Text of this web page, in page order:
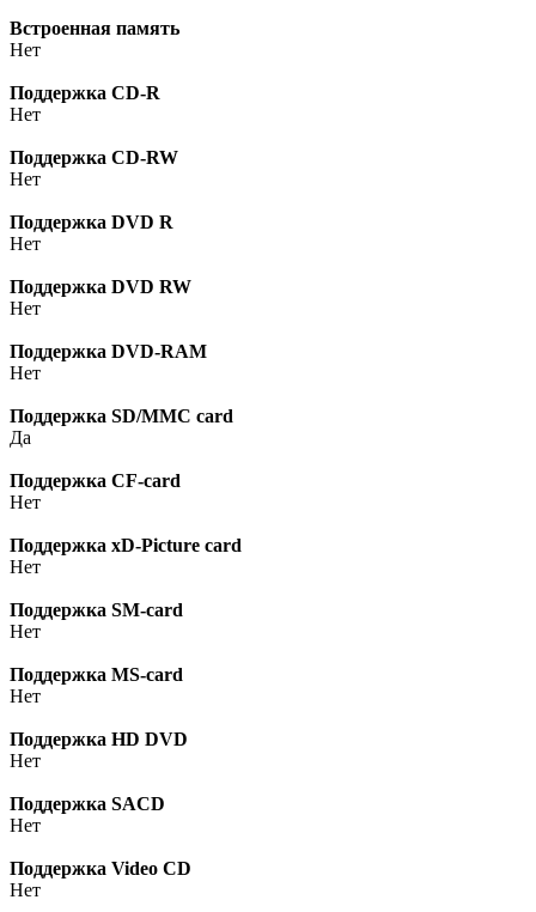
Встроенная память
Нет
Поддержка CD-R
Нет
Поддержка CD-RW
Нет
Поддержка DVD R
Нет
Поддержка DVD RW
Нет
Поддержка DVD-RAM
Нет
Поддержка SD/MMC card
Да
Поддержка CF-card
Нет
Поддержка xD-Picture card
Нет
Поддержка SM-card
Нет
Поддержка MS-card
Нет
Поддержка HD DVD
Нет
Поддержка SACD
Нет
Поддержка Video CD
Нет